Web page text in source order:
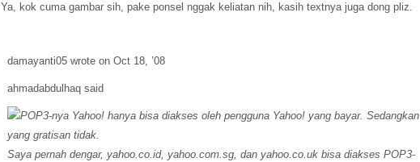
Ya, kok cuma gambar sih, pake ponsel nggak keliatan nih, kasih textnya juga dong pliz.
damayanti05 wrote on Oct 18, ’08
ahmadabdulhaq said
POP3-nya Yahoo! hanya bisa diakses oleh pengguna Yahoo! yang bayar. Sedangkan
yang gratisan tidak.
Saya pernah dengar, yahoo.co.id, yahoo.com.sg, dan yahoo.co.uk bisa diakses POP3-